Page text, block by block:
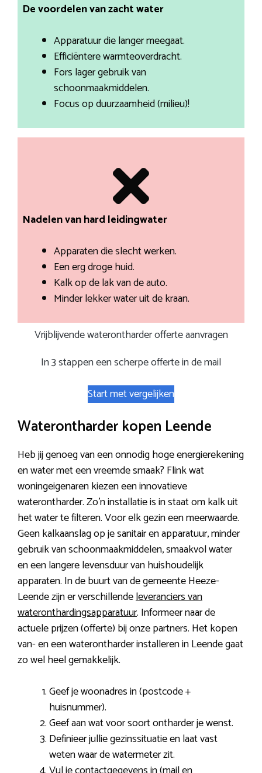
De voordelen van zacht water
Apparatuur die langer meegaat.
Efficiëntere warmteoverdracht.
Fors lager gebruik van
schoonmaakmiddelen.
Focus op duurzaamheid (milieu)!
Nadelen van hard leidingwater
Apparaten die slecht werken.
Een erg droge huid.
Kalk op de lak van de auto.
Minder lekker water uit de kraan.
Vrijblijvende waterontharder offerte aanvragen
In 3 stappen een scherpe offerte in de mail
Start met vergelijken
Waterontharder kopen Leende
Heb jij genoeg van een onnodig hoge energierekening
en water met een vreemde smaak? Flink wat
woningeigenaren kiezen een innovatieve
waterontharder. Zo’n installatie is in staat om kalk uit
het water te filteren. Voor elk gezin een meerwaarde.
Geen kalkaanslag op je sanitair en apparatuur, minder
gebruik van schoonmaakmiddelen, smaakvol water
en een langere levensduur van huishoudelijk
apparaten. In de buurt van de gemeente Heeze-
Leende zijn er verschillendeleveranciers van
wateronthardingsapparatuur. Informeer naar de
actuele prijzen (offerte) bij onze partners. Het kopen
van- en een waterontharder installeren in Leende gaat
zo wel heel gemakkelijk.
Geef je woonadres in (postcode +
huisnummer).
Geef aan wat voor soort ontharder je wenst.
Definieer jullie gezinssituatie en laat vast
weten waar de watermeter zit.